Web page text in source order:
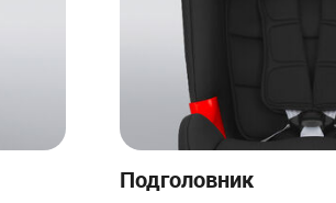
Подголовник